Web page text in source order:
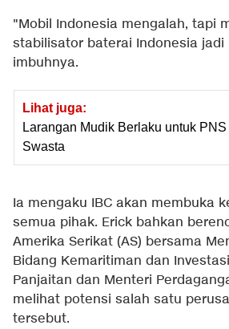
"Mobil Indonesia mengalah, tapi
stabilisator baterai Indonesia jadi
imbuhnya.
Lihat juga:
Larangan Mudik Berlaku untuk
Swasta
Ia mengaku IBC akan membuka
semua pihak. Erick bahkan
Amerika Serikat (AS) bersama
Bidang Kemaritiman dan
Panjaitan dan Menteri
melihat potensi salah satu
tersebut.